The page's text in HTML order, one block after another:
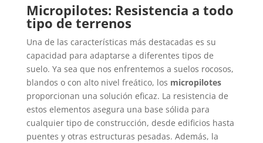
Micropilotes: Resistencia a todo
tipo de terrenos
Una de las características más destacadas es su
capacidad para adaptarse a diferentes tipos de
suelo. Ya sea que nos enfrentemos a suelos rocosos,
blandos o con alto nivel freático, los micropilotes
proporcionan una solución eficaz. La resistencia de
estos elementos asegura una base sólida para
cualquier tipo de construcción, desde edificios hasta
puentes y otras estructuras pesadas. Además, la